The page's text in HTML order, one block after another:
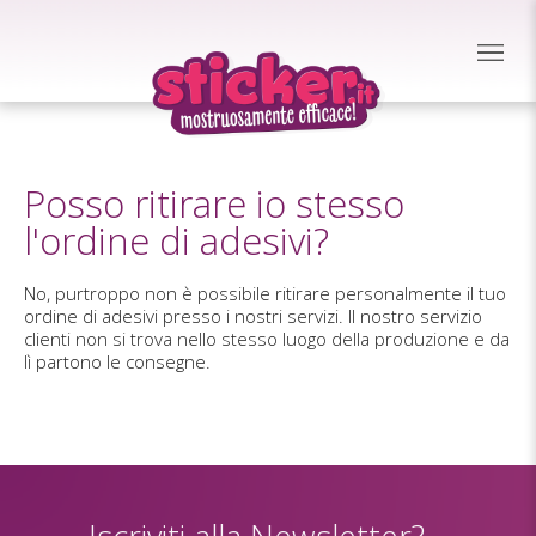
Posso ritirare io stesso
l'ordine di adesivi?
No, purtroppo non è possibile ritirare personalmente il tuo
ordine di adesivi presso i nostri servizi. Il nostro servizio
clienti non si trova nello stesso luogo della produzione e da
lì partono le consegne.